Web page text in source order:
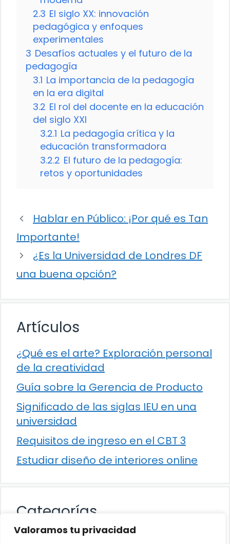
Valoramos tu privacidad
2.3 El siglo XX: innovación
pedagógica y enfoques
experimentales
3 Desafíos actuales y el futuro de la
pedagogía
3.1 La importancia de la pedagogía
en la era digital
3.2 El rol del docente en la educación
del siglo XXI
3.2.1 La pedagogía crítica y la
educación transformadora
3.2.2 El futuro de la pedagogía:
retos y oportunidades
Hablar en Público: ¡Por qué es Tan
Importante!
¿Es la Universidad de Londres DF
una buena opción?
Artículos
¿Qué es el arte? Exploración personal
de la creatividad
Guía sobre la Gerencia de Producto
Significado de las siglas IEU en una
universidad
Requisitos de ingreso en el CBT 3
Estudiar diseño de interiores online
Categorías
Cultura